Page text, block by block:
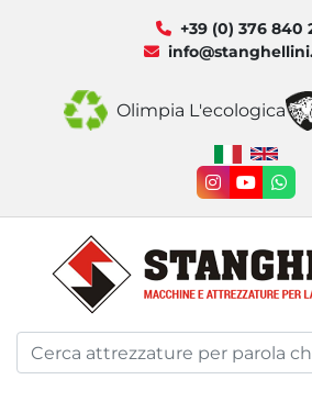
+39 (0) 376 840
Olimpia L'ecologica
instagram
youtube